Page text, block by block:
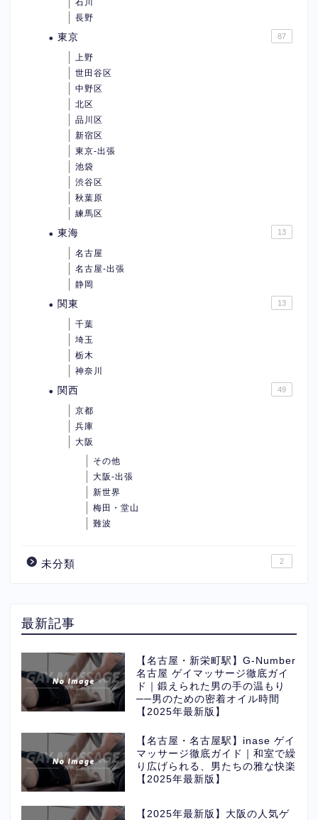
石川
長野
東京 87
上野
世田谷区
中野区
北区
品川区
新宿区
東京-出張
池袋
渋谷区
秋葉原
練馬区
東海 13
名古屋
名古屋-出張
静岡
関東 13
千葉
埼玉
栃木
神奈川
関西 49
京都
兵庫
大阪
その他
大阪-出張
新世界
梅田・堂山
難波
未分類 2
最新記事
【名古屋・新栄町駅】G-Number
名古屋 ゲイマッサージ徹底ガイ
ド｜鍛えられた男の手の温もり
──男のための密着オイル時間
【2025年最新版】
【名古屋・名古屋駅】inase ゲイ
マッサージ徹底ガイド｜和室で繰
り広げられる、男たちの雅な快楽
【2025年最新版】
【2025年最新版】大阪の人気ゲ